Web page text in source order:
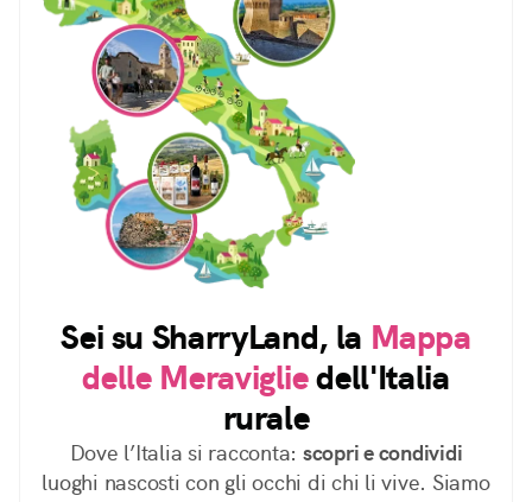
Sei su SharryLand, la Mappa
delle Meravigliedell'Italia
rurale
Dove l’Italia si racconta: scopri e condividi
luoghi nascosti con gli occhi di chi li vive. Siamo